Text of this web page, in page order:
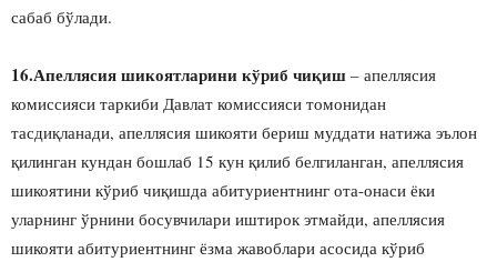
сабаб бўлади.
16.Апеллясия шикоятларини кўриб чиқиш – апеллясия
комиссияси таркиби Давлат комиссияси томонидан
тасдиқланади, апеллясия шикояти бериш муддати натижа эълон
қилинган кундан бошлаб 15 кун қилиб белгиланган, апеллясия
шикоятини кўриб чиқишда абитуриентнинг ота-онаси ёки
уларнинг ўрнини босувчилари иштирок этмайди, апеллясия
шикояти абитуриентнинг ёзма жавоблари асосида кўриб